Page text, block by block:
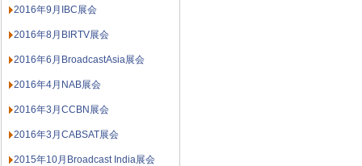
2016年9月IBC展会
2016年8月BIRTV展会
2016年6月BroadcastAsia展会
2016年4月NAB展会
2016年3月CCBN展会
2016年3月CABSAT展会
2015年10月Broadcast India展会